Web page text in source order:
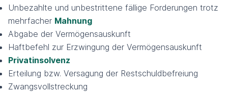
Unbezahlte und unbestrittene fällige Forderungen trotz
mehrfacher Mahnung
Abgabe der Vermögensauskunft
Haftbefehl zur Erzwingung der Vermögensauskunft
Privatinsolvenz
Erteilung bzw. Versagung der Restschuldbefreiung
Zwangsvollstreckung